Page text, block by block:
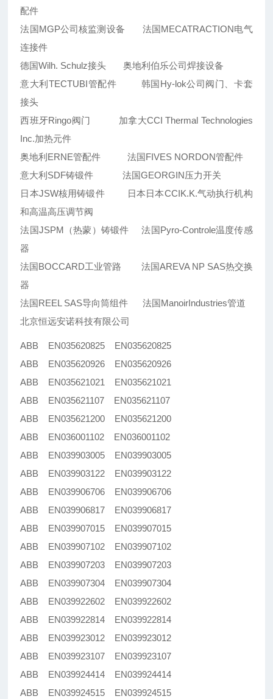
配件
法国MGP公司核监测设备 法国MECATRACTION电气
连接件
德国Wilh. Schulz接头 奥地利伯乐公司焊接设备
意大利TECTUBI管配件 韩国Hy-lok公司阀门、卡套
接头
西班牙Ringo阀门 加拿大CCI Thermal Technologies
Inc.加热元件
奥地利ERNE管配件 法国FIVES NORDON管配件
意大利SDF铸锻件 法国GEORGIN压力开关
日本JSW核用铸锻件 日本日本CCIK.K.气动执行机构
和高温高压调节阀
法国JSPM（热蒙）铸锻件 法国Pyro-Controle温度传感
器
法国BOCCARD工业管路 法国AREVA NP SAS热交换
器
法国REEL SAS导向筒组件 法国ManoirIndustries管道
北京恒远安诺科技有限公司
ABB EN035620825 EN035620825
ABB EN035620926 EN035620926
ABB EN035621021 EN035621021
ABB EN035621107 EN035621107
ABB EN035621200 EN035621200
ABB EN036001102 EN036001102
ABB EN039903005 EN039903005
ABB EN039903122 EN039903122
ABB EN039906706 EN039906706
ABB EN039906817 EN039906817
ABB EN039907015 EN039907015
ABB EN039907102 EN039907102
ABB EN039907203 EN039907203
ABB EN039907304 EN039907304
ABB EN039922602 EN039922602
ABB EN039922814 EN039922814
ABB EN039923012 EN039923012
ABB EN039923107 EN039923107
ABB EN039924414 EN039924414
ABB EN039924515 EN039924515